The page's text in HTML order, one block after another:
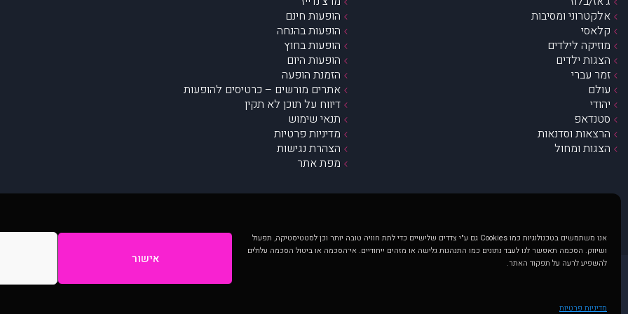
אנו משתמשים בטכנולוגיות כמו Cookies גם ע"י צדדים שלישיים כדי לתת חוויה טובה יותר וכן לסטטיסטיקה, תפעול
ושיווק. הסכמה תאפשר לנו לעבד נתונים כמו התנהגות גלישה או מזהים ייחודיים. אי־הסכמה או ביטול הסכמה עלולים
להשפיע לרעה על תפקוד האתר.
אישור
מדיניות פרטיות
אלקטרוני ומסיבות
קלאסי
מוזיקה לילדים
הצגות ילדים
זמר עברי
עולם
יהודי
סטנדאפ
הרצאות וסדנאות
הצגות ומחול
הופעות חינם
הופעות בהנחה
הופעות בחוץ
הופעות היום
הזמנת הופעה
אתרים מורשים – כרטיסים להופעות
דיווח על תוכן לא תקין
תנאי שימוש
מדיניות פרטיות
הצהרת נגישות
מפת אתר